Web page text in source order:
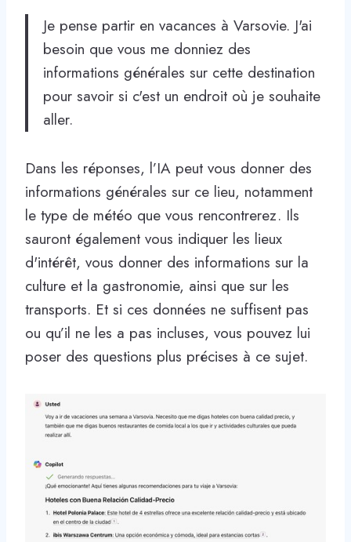
Je pense partir en vacances à Varsovie. J'ai
besoin que vous me donniez des
informations générales sur cette destination
pour savoir si c'est un endroit où je souhaite
aller.
Dans les réponses, l’IA peut vous donner des
informations générales sur ce lieu, notamment
le type de météo que vous rencontrerez. Ils
sauront également vous indiquer les lieux
d'intérêt, vous donner des informations sur la
culture et la gastronomie, ainsi que sur les
transports. Et si ces données ne suffisent pas
ou qu’il ne les a pas incluses, vous pouvez lui
poser des questions plus précises à ce sujet.